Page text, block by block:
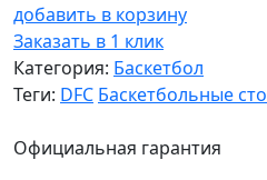
добавить в корзину
Заказать в 1 клик
Категория: Баскетбол
Теги: DFC Баскетбольные
Официальная гарантия